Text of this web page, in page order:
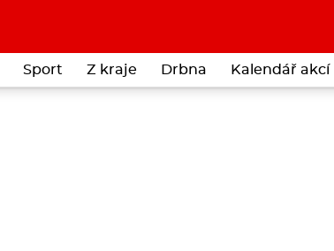
Sport Z kraje Drbna Kalendář akcí